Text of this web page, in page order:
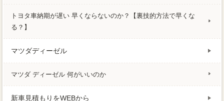
トヨタ車納期が遅い 早くならないのか？【裏技的方法で早くな
る？】
マツダディーゼル
マツダ ディーゼル 何がいいのか
新車見積もりをWEBから